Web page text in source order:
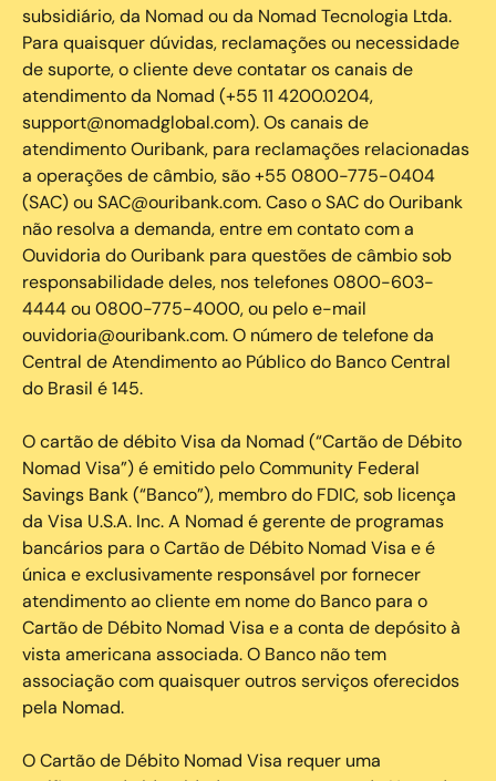
subsidiário, da Nomad ou da Nomad Tecnologia Ltda.
Para quaisquer dúvidas, reclamações ou necessidade
de suporte, o cliente deve contatar os canais de
atendimento da Nomad (+55 11 4200.0204,
support@nomadglobal.com). Os canais de
atendimento Ouribank, para reclamações relacionadas
a operações de câmbio, são +55 0800-775-0404
(SAC) ou SAC@ouribank.com. Caso o SAC do Ouribank
não resolva a demanda, entre em contato com a
Ouvidoria do Ouribank para questões de câmbio sob
responsabilidade deles, nos telefones 0800-603-
4444 ou 0800-775-4000, ou pelo e-mail
ouvidoria@ouribank.com. O número de telefone da
Central de Atendimento ao Público do Banco Central
do Brasil é 145.
O cartão de débito Visa da Nomad (“Cartão de Débito
Nomad Visa”) é emitido pelo Community Federal
Savings Bank (“Banco”), membro do FDIC, sob licença
da Visa U.S.A. Inc. A Nomad é gerente de programas
bancários para o Cartão de Débito Nomad Visa e é
única e exclusivamente responsável por fornecer
atendimento ao cliente em nome do Banco para o
Cartão de Débito Nomad Visa e a conta de depósito à
vista americana associada. O Banco não tem
associação com quaisquer outros serviços oferecidos
pela Nomad.
O Cartão de Débito Nomad Visa requer uma